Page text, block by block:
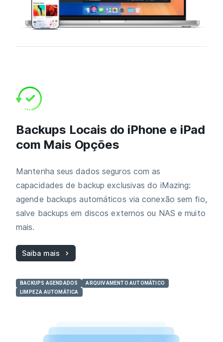
Backups Locais do iPhone e iPad
com Mais Opções
Mantenha seus dados seguros com as
capacidades de backup exclusivas do iMazing:
agende backups automáticos via conexão sem fio,
salve backups em discos externos ou NAS e muito
mais.
Saiba mais
BACKUPS AGENDADOS
ARQUIVAMENTO AUTOMÁTICO
LIMPEZA AUTOMÁTICA